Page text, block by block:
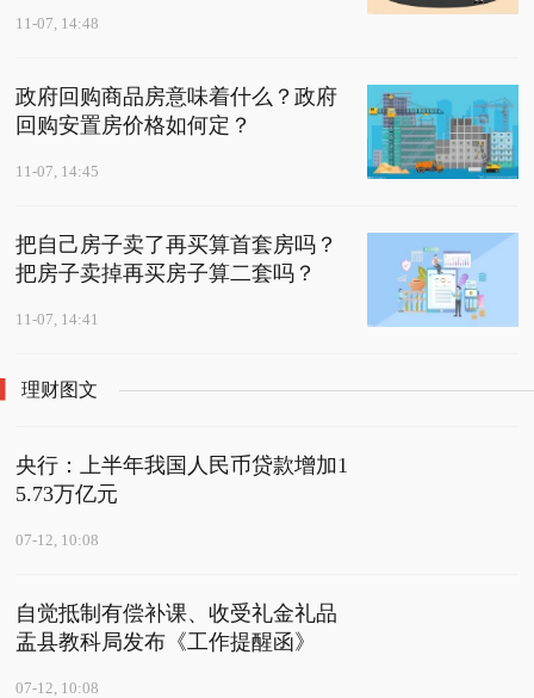
11-07, 14:48
政府回购商品房意味着什么？政府
回购安置房价格如何定？
11-07, 14:45
把自己房子卖了再买算首套房吗？
把房子卖掉再买房子算二套吗？
11-07, 14:41
理财图文
央行：上半年我国人民币贷款增加1
5.73万亿元
07-12, 10:08
自觉抵制有偿补课、收受礼金礼品
盂县教科局发布《工作提醒函》
07-12, 10:08